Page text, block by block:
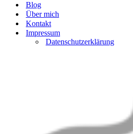
Blog
Über mich
Kontakt
Impressum
Datenschutzerklärung